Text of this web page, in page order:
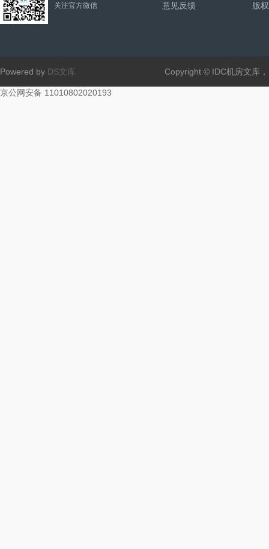
关注官方微信
意见反馈
版
Powered by DS文库 Copyright © IDC机房文库
京公网安备 11010802020193